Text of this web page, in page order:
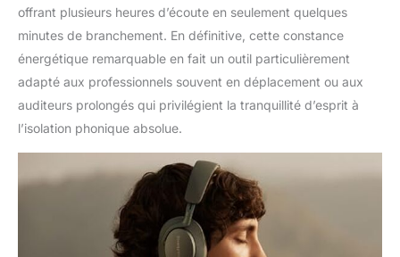
offrant plusieurs heures d’écoute en seulement quelques
minutes de branchement. En définitive, cette constance
énergétique remarquable en fait un outil particulièrement
adapté aux professionnels souvent en déplacement ou aux
auditeurs prolongés qui privilégient la tranquillité d’esprit à
l’isolation phonique absolue.